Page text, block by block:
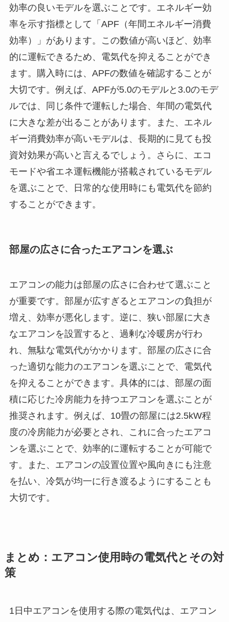
効率の良いモデルを選ぶことです。エネルギー効
率を示す指標として「APF（年間エネルギー消費
効率）」があります。この数値が高いほど、効率
的に運転できるため、電気代を抑えることができ
ます。購入時には、APFの数値を確認することが
大切です。例えば、APFが5.0のモデルと3.0のモデ
ルでは、同じ条件で運転した場合、年間の電気代
に大きな差が出ることがあります。また、エネル
ギー消費効率が高いモデルは、長期的に見ても投
資対効果が高いと言えるでしょう。さらに、エコ
モードや省エネ運転機能が搭載されているモデル
を選ぶことで、日常的な使用時にも電気代を節約
することができます。
部屋の広さに合ったエアコンを選ぶ
エアコンの能力は部屋の広さに合わせて選ぶこと
が重要です。部屋が広すぎるとエアコンの負担が
増え、効率が悪化します。逆に、狭い部屋に大き
なエアコンを設置すると、過剰な冷暖房が行わ
れ、無駄な電気代がかかります。部屋の広さに合
った適切な能力のエアコンを選ぶことで、電気代
を抑えることができます。具体的には、部屋の面
積に応じた冷房能力を持つエアコンを選ぶことが
推奨されます。例えば、10畳の部屋には2.5kW程
度の冷房能力が必要とされ、これに合ったエアコ
ンを選ぶことで、効率的に運転することが可能で
す。また、エアコンの設置位置や風向きにも注意
を払い、冷気が均一に行き渡るようにすることも
大切です。
まとめ：エアコン使用時の電気代とその対
策
1日中エアコンを使用する際の電気代は、エアコン